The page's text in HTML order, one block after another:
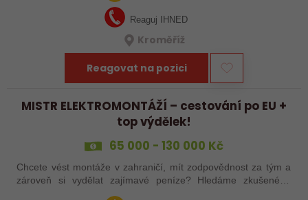
Reaguj IHNED
Kroměříž
Reagovat na pozici
MISTR ELEKTROMONTÁŽÍ – cestování po EU +
top výdělek!
65 000 - 130 000 Kč
Chcete vést montáže v zahraničí, mít zodpovědnost za tým a
zároveň si vydělat zajímavé peníze? Hledáme zkušeného